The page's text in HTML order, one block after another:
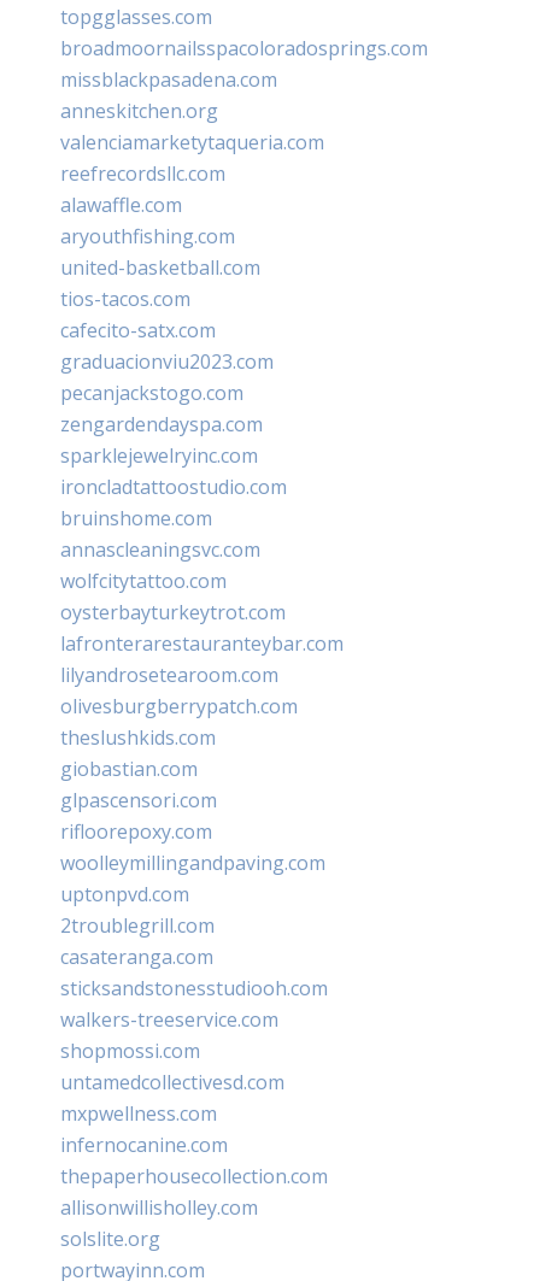
topgglasses.com
broadmoornailsspacoloradosprings.com
missblackpasadena.com
anneskitchen.org
valenciamarketytaqueria.com
reefrecordsllc.com
alawaffle.com
aryouthfishing.com
united-basketball.com
tios-tacos.com
cafecito-satx.com
graduacionviu2023.com
pecanjackstogo.com
zengardendayspa.com
sparklejewelryinc.com
ironcladtattoostudio.com
bruinshome.com
annascleaningsvc.com
wolfcitytattoo.com
oysterbayturkeytrot.com
lafronterarestauranteybar.com
lilyandrosetearoom.com
olivesburgberrypatch.com
theslushkids.com
giobastian.com
glpascensori.com
rifloorepoxy.com
woolleymillingandpaving.com
uptonpvd.com
2troublegrill.com
casateranga.com
sticksandstonesstudiooh.com
walkers-treeservice.com
shopmossi.com
untamedcollectivesd.com
mxpwellness.com
infernocanine.com
thepaperhousecollection.com
allisonwillisholley.com
solslite.org
portwayinn.com